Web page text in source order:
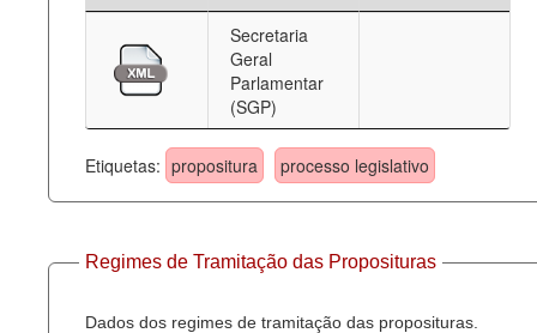
Secretaria
Geral
Parlamentar
(SGP)
Etiquetas: propositura processo legislativo
Regimes de Tramitação das Proposituras
Dados dos regimes de tramitação das proposituras.